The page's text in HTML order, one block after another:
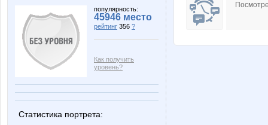
популярность:
45946 место
рейтинг 356 ?
Как получить
уровень?
Статистика портрета: